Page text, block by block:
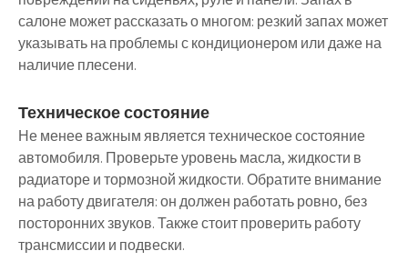
салоне может рассказать о многом: резкий запах может
указывать на проблемы с кондиционером или даже на
наличие плесени.
Техническое состояние
Не менее важным является техническое состояние
автомобиля. Проверьте уровень масла, жидкости в
радиаторе и тормозной жидкости. Обратите внимание
на работу двигателя: он должен работать ровно, без
посторонних звуков. Также стоит проверить работу
трансмиссии и подвески.